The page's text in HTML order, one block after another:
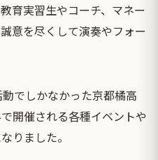
育実習生やコーチ、マネー
意を尽くして演奏やフォー
でしかなかった京都橘高
開催される各種イベントや
りました。